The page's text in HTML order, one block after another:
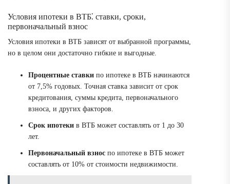
Условия ипотеки в ВТБ⁚ ставки, сроки,
первоначальный взнос
Условия ипотеки в ВТБ зависят от выбранной программы,
но в целом они достаточно гибкие и выгодные.
Процентные ставки по ипотеке в ВТБ начинаются
от 7,5% годовых. Точная ставка зависит от срок
кредитования, суммы кредита, первоначального
взноса, и других факторов.
Срок ипотеки в ВТБ может составлять от 1 до 30
лет.
Первоначальный взнос по ипотеке в ВТБ может
составлять от 10% от стоимости недвижимости.